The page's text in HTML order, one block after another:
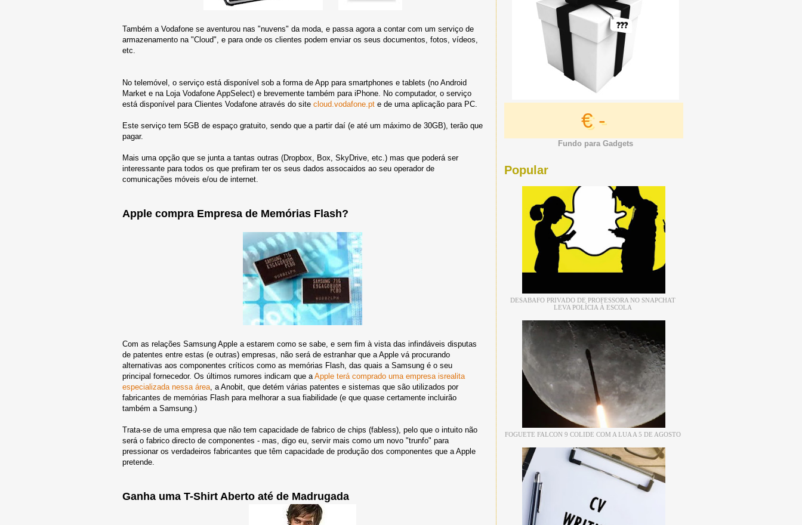
Também a Vodafone se aventurou nas "nuvens" da moda, e passa agora a contar com um serviço de
armazenamento na "Cloud", e para onde os clientes podem enviar os seus documentos, fotos, vídeos,
etc.
No telemóvel, o serviço está disponível sob a forma de App para smartphones e tablets (no Android
Market e na Loja Vodafone AppSelect) e brevemente também para iPhone. No computador, o serviço
está disponível para Clientes Vodafone através do site cloud.vodafone.pt e de uma aplicação para PC.
Este serviço tem 5GB de espaço gratuito, sendo que a partir daí (e até um máximo de 30GB), terão que
pagar.
Mais uma opção que se junta a tantas outras (Dropbox, Box, SkyDrive, etc.) mas que poderá ser
interessante para todos os que prefiram ter os seus dados assocaidos ao seu operador de
comunicações móveis e/ou de internet.
Apple compra Empresa de Memórias Flash?
Com as relações Samsung Apple a estarem como se sabe, e sem fim à vista das infindáveis disputas
de patentes entre estas (e outras) empresas, não será de estranhar que a Apple vá procurando
alternativas aos componentes críticos como as memórias Flash, das quais a Samsung é o seu
principal fornecedor. Os últimos rumores indicam que a Apple terá comprado uma empresa isrealita
especializada nessa área , a Anobit, que detém várias patentes e sistemas que são utilizados por
fabricantes de memórias Flash para melhorar a sua fiabilidade (e que quase certamente incluirão
também a Samsung.)
Trata-se de uma empresa que não tem capacidade de fabrico de chips (fabless), pelo que o intuito não
será o fabrico directo de componentes - mas, digo eu, servir mais como um novo "trunfo" para
pressionar os verdadeiros fabricantes que têm capacidade de produção dos componentes que a Apple
pretende.
Ganha uma T-Shirt Aberto até de Madrugada
€ -
Fundo para Gadgets
Popular
DESABAFO PRIVADO DE PROFESSORA NO SNAPCHAT
LEVA POLÍCIA À ESCOLA
FOGUETE FALCON 9 COLIDE COM A LUA A 5 DE AGOSTO